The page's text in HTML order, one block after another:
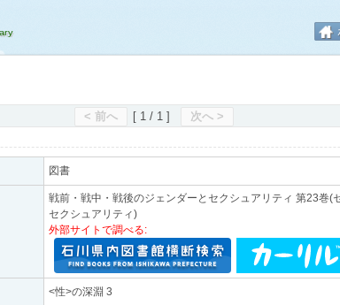
< 前へ [ 1 / 1 ] 次へ >
図書
戦前・戦中・戦後のジェンダーとセクシュアリティ 第23巻(
セクシュアリティ)
外部サイトで調べる:
<性>の深淵 3